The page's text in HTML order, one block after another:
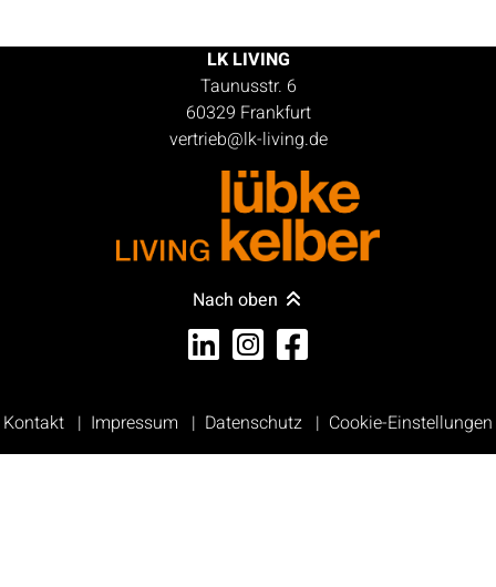
LK LIVING
Taunusstr. 6
60329 Frankfurt
vertrieb@lk-living.de
Nach oben
Kontakt Impressum Datenschutz Cookie-Einstellungen